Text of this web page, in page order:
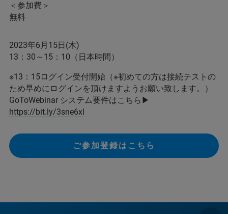
＜参加費＞
無料
2023年6月15日(木)
13：30～15：10（日本時間）
※13：15ログイン受付開始（※初めての方は接続テストの
ため早めにログインを頂けますようお願い致します。）
GoToWebinar システム要件はこちら▶
https://bit.ly/3sne6xl
ご参加登録はこちら